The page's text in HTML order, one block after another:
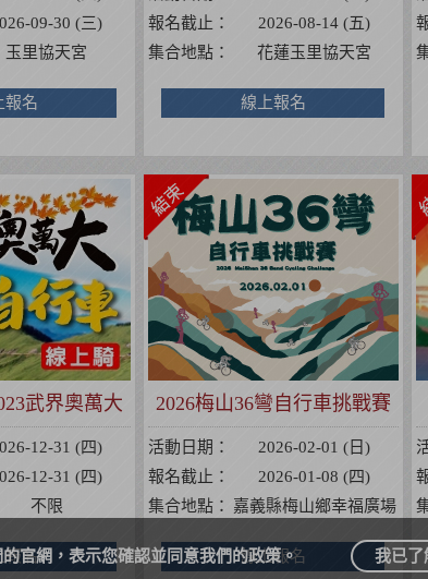
09-30 (三)
玉里協天宮
報名
報名截止：
2026-08-14 (五)
集合地點：
花蓮玉里協天宮
線上報名
武界奧萬大
挑戰賽
12-31 (四)
12-31 (四)
不限
報名
2026梅山36彎自行車挑戰賽
活動日期：
2026-02-01 (日)
報名截止：
2026-01-08 (四)
集合地點：
嘉義縣梅山鄉幸福廣場
線上報名
的官網，表示您確認並同意我們的政策。 我已了